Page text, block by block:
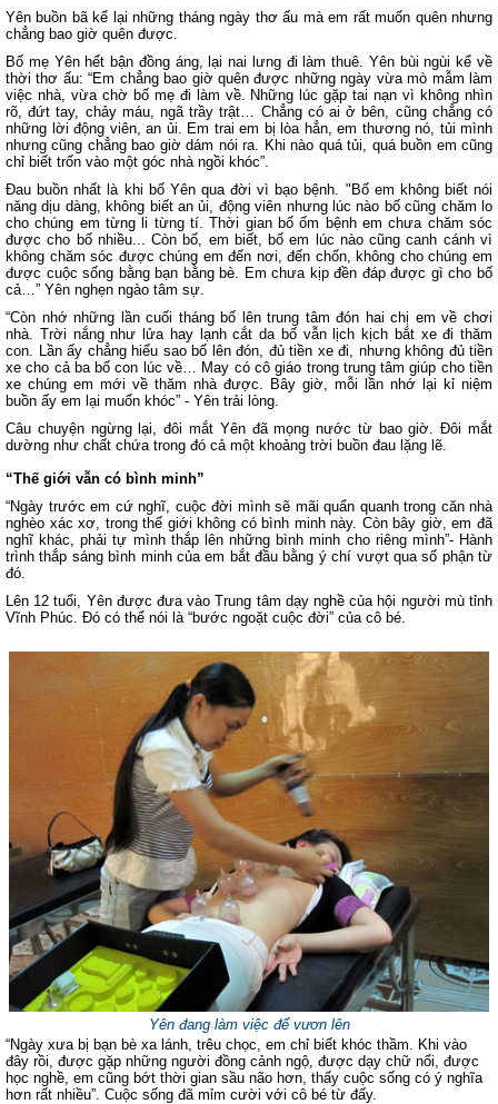
Yên buồn bã kể lại những tháng ngày thơ ấu mà em rất muốn quên nhưng
chẳng bao giờ quên được.
Bố mẹ Yên hết bận đồng áng, lại nai lưng đi làm thuê. Yên bùi ngùi kể về
thời thơ ấu: “Em chẳng bao giờ quên được những ngày vừa mò mẫm làm
việc nhà, vừa chờ bố mẹ đi làm về. Những lúc gặp tai nạn vì không nhìn
rõ, đứt tay, chảy máu, ngã trầy trật… Chẳng có ai ở bên, cũng chẳng có
những lời động viên, an ủi. Em trai em bị lòa hẳn, em thương nó, tủi mình
nhưng cũng chẳng bao giờ dám nói ra. Khi nào quá tủi, quá buồn em cũng
chỉ biết trốn vào một góc nhà ngồi khóc”.
Đau buồn nhất là khi bố Yên qua đời vì bạo bệnh. "Bố em không biết nói
năng dịu dàng, không biết an ủi, động viên nhưng lúc nào bố cũng chăm lo
cho chúng em từng li từng tí. Thời gian bố ốm bệnh em chưa chăm sóc
được cho bố nhiều... Còn bố, em biết, bố em lúc nào cũng canh cánh vì
không chăm sóc được chúng em đến nơi, đến chốn, không cho chúng em
được cuộc sống bằng bạn bằng bè. Em chưa kịp đền đáp được gì cho bố
cả…” Yên nghẹn ngào tâm sự.
“Còn nhớ những lần cuối tháng bố lên trung tâm đón hai chị em về chơi
nhà. Trời nắng như lửa hay lạnh cắt da bố vẫn lịch kịch bắt xe đi thăm
con. Lần ấy chẳng hiểu sao bố lên đón, đủ tiền xe đi, nhưng không đủ tiền
xe cho cả ba bố con lúc về… May có cô giáo trong trung tâm giúp cho tiền
xe chúng em mới về thăm nhà được. Bây giờ, mỗi lần nhớ lại kỉ niệm
buồn ấy em lại muốn khóc” - Yên trải lòng.
Câu chuyện ngừng lại, đôi mắt Yên đã mọng nước từ bao giờ. Đôi mắt
dường như chất chứa trong đó cả một khoảng trời buồn đau lặng lẽ.
“Thế giới vẫn có bình minh”
“Ngày trước em cứ nghĩ, cuộc đời mình sẽ mãi quẩn quanh trong căn nhà
nghèo xác xơ, trong thế giới không có bình minh này. Còn bây giờ, em đã
nghĩ khác, phải tự mình thắp lên những bình minh cho riêng mình”- Hành
trình thắp sáng bình minh của em bắt đầu bằng ý chí vượt qua số phận từ
đó.
Lên 12 tuổi, Yên được đưa vào Trung tâm dạy nghề của hội người mù tỉnh
Vĩnh Phúc. Đó có thể nói là “bước ngoặt cuộc đời” của cô bé.
Yên đang làm việc để vươn lên
“Ngày xưa bị bạn bè xa lánh, trêu chọc, em chỉ biết khóc thầm. Khi vào
đây rồi, được gặp những người đồng cảnh ngộ, được dạy chữ nổi, được
học nghề, em cũng bớt thời gian sầu não hơn, thấy cuộc sống có ý nghĩa
hơn rất nhiều”. Cuộc sống đã mỉm cười với cô bé từ đấy.